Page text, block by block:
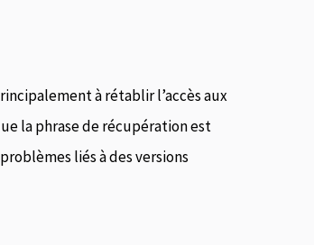
à rétablir l’accès aux
la phrase de récupération est
liés à des versions